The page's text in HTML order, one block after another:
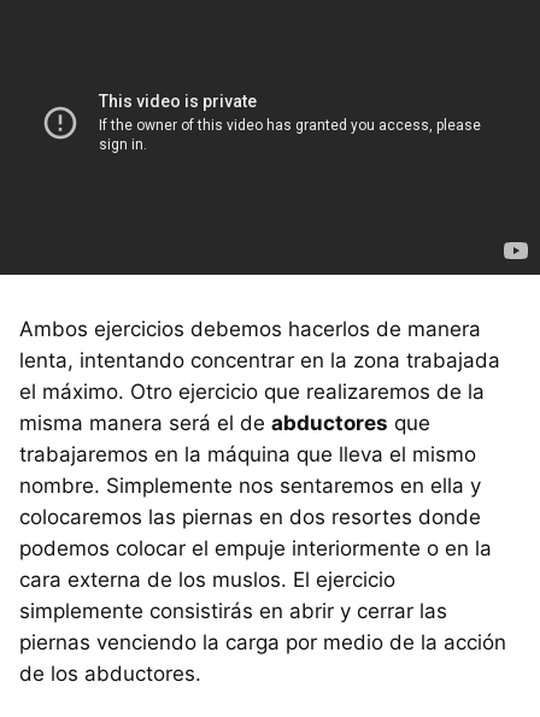
Ambos ejercicios debemos hacerlos de manera
lenta, intentando concentrar en la zona trabajada
el máximo. Otro ejercicio que realizaremos de la
misma manera será el de abductores que
trabajaremos en la máquina que lleva el mismo
nombre. Simplemente nos sentaremos en ella y
colocaremos las piernas en dos resortes donde
podemos colocar el empuje interiormente o en la
cara externa de los muslos. El ejercicio
simplemente consistirás en abrir y cerrar las
piernas venciendo la carga por medio de la acción
de los abductores.